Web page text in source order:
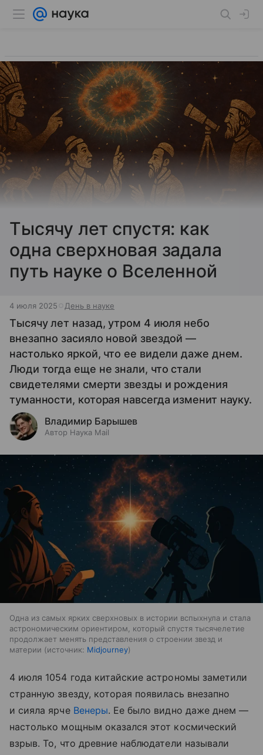
Тысячу лет спустя: как
одна сверхновая задала
путь науке о Вселенной
4 июля 2025 День в науке
Тысячу лет назад, утром 4 июля небо
внезапно засияло новой звездой —
настолько яркой, что ее видели даже днем.
Люди тогда еще не знали, что стали
свидетелями смерти звезды и рождения
туманности, которая навсегда изменит науку.
Владимир Барышев
Автор Наука Mail
Одна из самых ярких сверхновых в истории вспыхнула и стала
астрономическим ориентиром, который спустя тысячелетие
продолжает менять представления о строении звезд и
материи
источник: Midjourney
4 июля 1054 года китайские астрономы заметили
странную звезду, которая появилась внезапно
и сияла ярче Венеры. Ее было видно даже днем —
настолько мощным оказался этот космический
взрыв. То, что древние наблюдатели называли